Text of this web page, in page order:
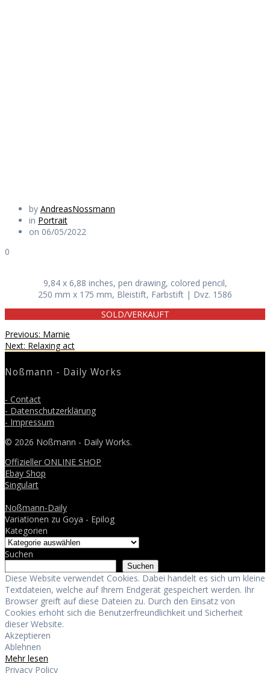
by AndreasNossmann
in Portrait
on 06/05/2022
0
9,84 x 6,88 inches, pen drawing, colored pencil,
250 mm x 175 mm, Bleistift, Farbstift | Dvz. 1586
SOLD/VERKAUFT
Beitragsnavigation
Previous: Previous
post:
Marnie
Next: Next
Relaxing act
Noßmann - Daily Works
- Contact
- Datenschutzerklärung
- Impressum
© 2026 Noßmann - Daily Works.
Offizieller ONLINE SHOP
Ebay Shop
Singulart
Noßmann-Daily
Variationen zu Goya - Epilog
Kategorien
Suchen
Suchen
Diese Website verwendet Cookies. Dabei handelt es sich um kleine
Textdateien, welche auf Ihrem Endgerät gespeichert werden. Ihr
Browser greift auf diese Dateien zu. Durch den Einsatz von
Cookies erhöht sich die Benutzerfreundlichkeit und Sicherheit
dieser Website.
Akzeptieren
Ablehnen
Mehr lesen
Privacy Policy